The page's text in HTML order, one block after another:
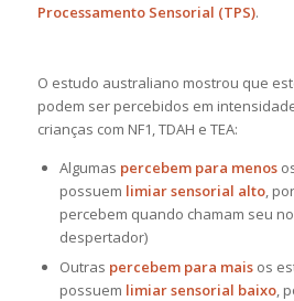
Processamento Sensorial (TPS).
O estudo australiano mostrou que
podem ser percebidos em
crianças com NF1, TDAH e TEA:
Algumas percebem para menos
possuem limiar sensorial alto,
percebem quando chamam seu
despertador)
Outras percebem para mais os
possuem limiar sensorial baixo,